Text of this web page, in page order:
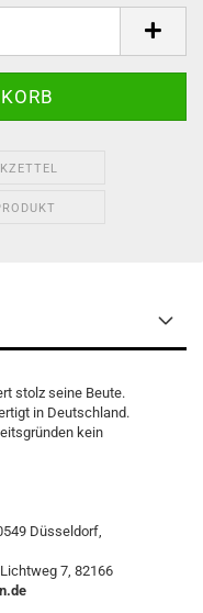
stolz seine Beute.
in Deutschland.
kein
Düsseldorf,
Lichtweg 7, 82166